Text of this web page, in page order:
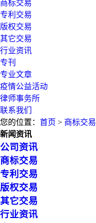
商标交易
专利交易
版权交易
其它交易
行业资讯
专刊
专业文章
疫情公益活动
律师事务所
联系我们
您的位置： 首页 > 商标交易
新闻资讯
公司资讯
商标交易
专利交易
版权交易
其它交易
行业资讯